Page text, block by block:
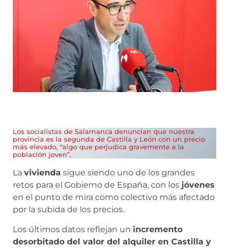
Los socialistas de Salamanca denuncian que nuestra
provincia es la segunda de Castilla y León con un precio
más elevado, “algo que perjudica gravemente a la
población joven”.
La vivienda sigue siendo uno de los grandes
retos para el Gobierno de España, con los jóvenes
en el punto de mira como colectivo más afectado
por la subida de los precios.
Los últimos datos reflejan un incremento
desorbitado del valor del alquiler en Castilla y